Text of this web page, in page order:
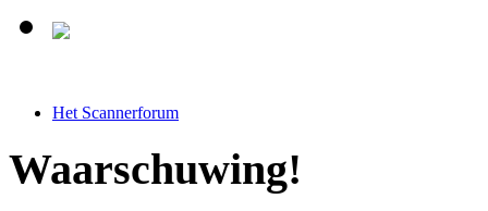
Het Scannerforum
Waarschuwing!